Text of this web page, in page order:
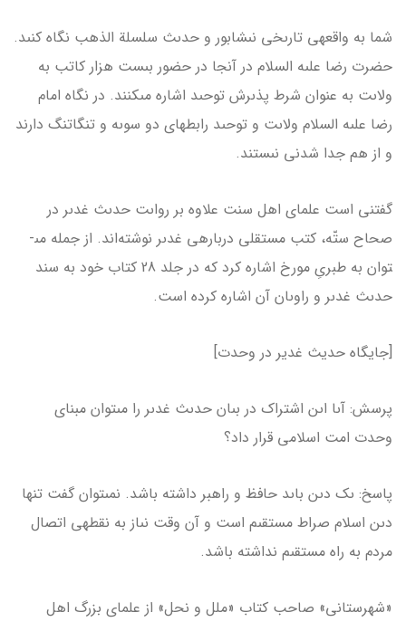
شما به واقعه­ى تارىخى نىشابور و حدىث سلسلة الذهب نگاه كنىد.
حضرت رضا علىه السلام در آنجا در حضور بىست هزار كاتب به
ولاىت به عنوان شرط پذىرش توحىد اشاره مى­كنند. در نگاه امام
رضا علىه السلام ولاىت و توحىد رابطه‏اى دو سوىه و تنگاتنگ دارند
و از هم جدا شدنى نىستند.
گفتنى است علماى اهل سنت علاوه بر رواىت حدىث غدىر در
صحاح ستّه، كتب مستقلى درباره­ى غدىر نوشته‌اند. از جمله مى­
توان به طبرىِ مورخ اشاره كرد كه در جلد 28 كتاب خود به سند
حدىث غدىر و راوىان آن اشاره كرده است.
[جایگاه حدیث غدیر در وحدت]
پرسش: آىا اىن اشتراک در بىان حدىث غدىر را مى­توان مبناى
وحدت امت اسلامى قرار داد؟
پاسخ: ىک دىن باىد حافظ و راهبر داشته باشد. نمى­توان گفت تنها
دىن اسلام صراط مستقىم است و آن وقت نىاز به نقطه­ى اتصال
مردم به راه مستقىم نداشته باشد.
«شهرستانى» صاحب کتاب «ملل و نحل» از علماى بزرگ اهل